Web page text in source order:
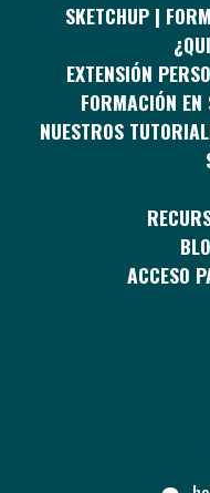
SKETCHUP |
EXTENSIÓN
FORMACIÓN
NUESTROS
ACCESO